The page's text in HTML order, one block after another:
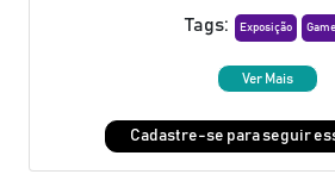
Tags: Exposição
Ver Mais
Cadastre-se para seguir